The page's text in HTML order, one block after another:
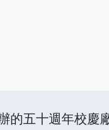
的五十週年校